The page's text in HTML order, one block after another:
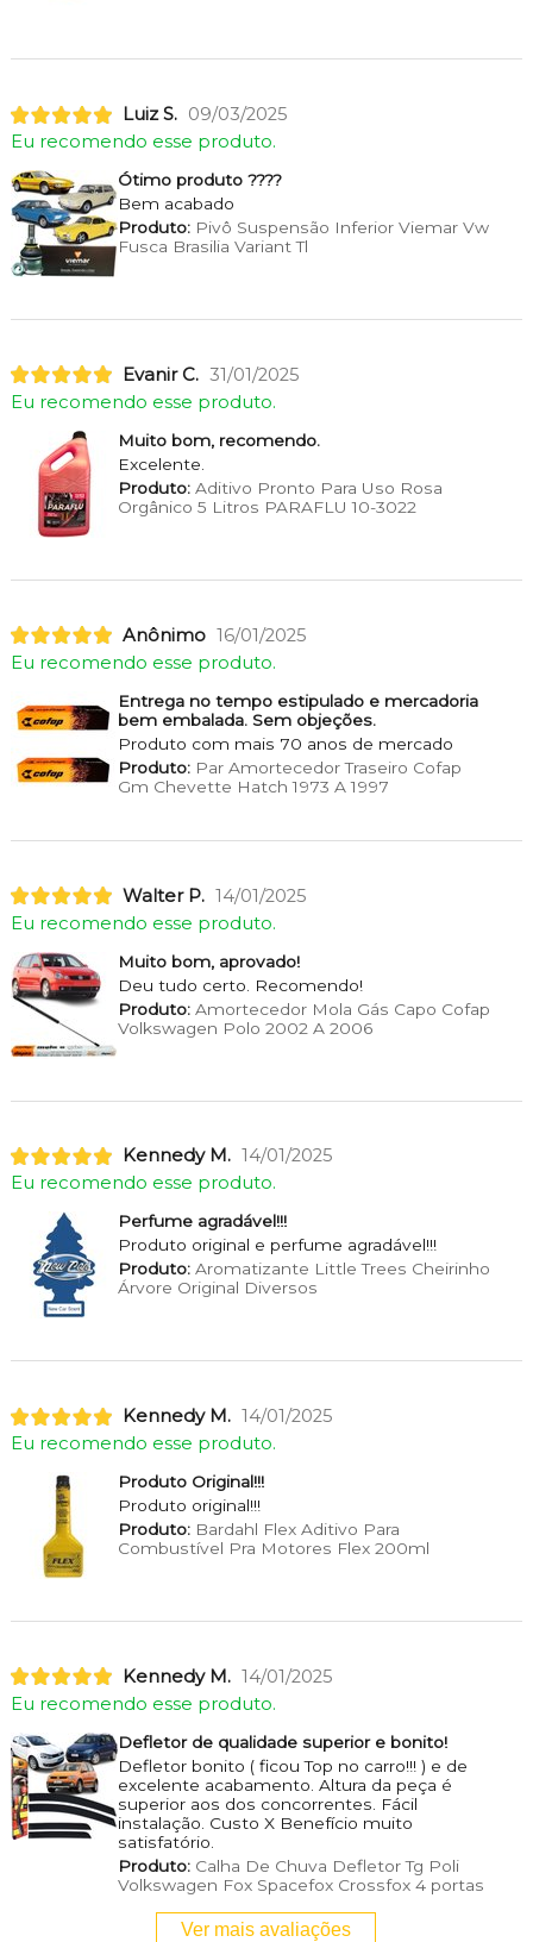
Luiz S. 09/03/2025
Eu recomendo esse produto.
Ótimo produto ????
Bem acabado
Produto:Pivô Suspensão Inferior Viemar Vw
Fusca Brasilia Variant Tl
Evanir C. 31/01/2025
Eu recomendo esse produto.
Muito bom, recomendo.
Excelente.
Produto:Aditivo Pronto Para Uso Rosa
Orgânico 5 Litros PARAFLU 10-3022
Anônimo 16/01/2025
Eu recomendo esse produto.
Entrega no tempo estipulado e mercadoria
bem embalada. Sem objeções.
Produto com mais 70 anos de mercado
Produto:Par Amortecedor Traseiro Cofap
Gm Chevette Hatch 1973 A 1997
Walter P. 14/01/2025
Eu recomendo esse produto.
Muito bom, aprovado!
Deu tudo certo. Recomendo!
Produto:Amortecedor Mola Gás Capo Cofap
Volkswagen Polo 2002 A 2006
Kennedy M. 14/01/2025
Eu recomendo esse produto.
Perfume agradável!!!
Produto original e perfume agradável!!!
Produto:Aromatizante Little Trees Cheirinho
Árvore Original Diversos
Kennedy M. 14/01/2025
Eu recomendo esse produto.
Produto Original!!!
Produto original!!!
Produto:Bardahl Flex Aditivo Para
Combustível Pra Motores Flex 200ml
Kennedy M. 14/01/2025
Eu recomendo esse produto.
Defletor de qualidade superior e bonito!
Defletor bonito ( ficou Top no carro!!! ) e de
excelente acabamento. Altura da peça é
superior aos dos concorrentes. Fácil
instalação. Custo X Benefício muito
satisfatório.
Produto:Calha De Chuva Defletor Tg Poli
Volkswagen Fox Spacefox Crossfox 4 portas
Ver mais avaliações